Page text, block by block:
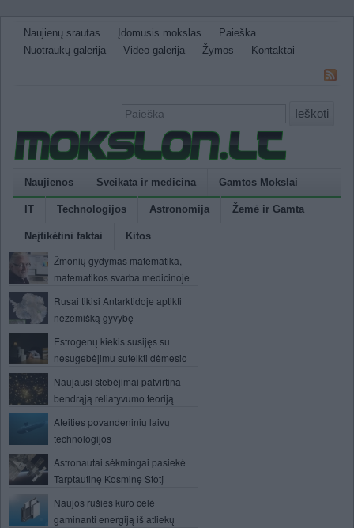
Naujienų srautas Įdomusis mokslas
Paieška
Nuotraukų galerija
Video galerija Žymos Kontaktai
Ieškoti
Naujienos Sveikata ir medicina Gamtos Mokslai
IT Technologijos Astronomija Žemė ir Gamta
Neįtikėtini faktai Kitos
Žmonių gydymas matematika,
matematikos svarba medicinoje
Rusai tikisi Antarktidoje aptikti
nežemišką gyvybę
Estrogenų kiekis susijęs su
nesugebėjimu sutelkti dėmesio
Naujausi stebėjimai patvirtina
bendrąją reliatyvumo teoriją
Ateities povandeninių laivų
technologijos
Astronautai sėkmingai pasiekė
Tarptautinę Kosminę Stotį
Naujos rūšies kuro celė
gaminanti energiją iš atliekų